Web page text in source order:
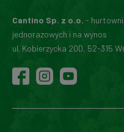
Cantino Sp. z o.o. -
jednorazowych i na wynos
ul. Kobierzycka 20D, 52-315